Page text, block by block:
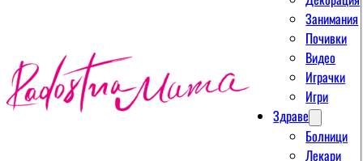
Занимания
Почивки
Видео
Играчки
Игри
Здраве
Болници
Лекари